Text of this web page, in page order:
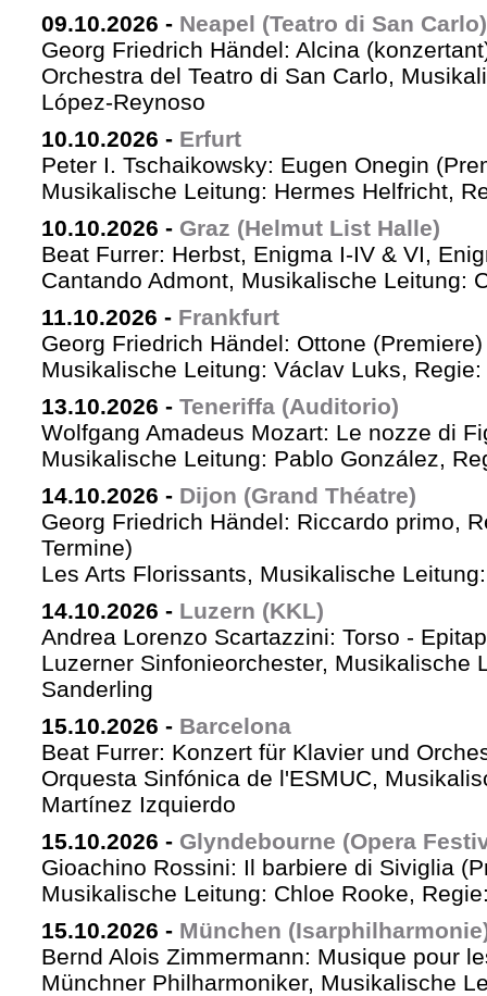
09.10.2026 - Neapel (Teatro di San Carlo)
Georg Friedrich Händel: Alcina
Orchestra del Teatro di San Carlo,
López-Reynoso
10.10.2026 - Erfurt
Peter I. Tschaikowsky: Eugen Onegin
Musikalische Leitung: Hermes Helfricht,
10.10.2026 - Graz (Helmut List Halle)
Beat Furrer: Herbst, Enigma I-IV & VI,
Cantando Admont, Musikalische Leitung:
11.10.2026 - Frankfurt
Georg Friedrich Händel: Ottone (Premiere)
Musikalische Leitung: Václav Luks,
13.10.2026 - Teneriffa (Auditorio)
Wolfgang Amadeus Mozart: Le nozze di
Musikalische Leitung: Pablo González,
14.10.2026 - Dijon (Grand Théatre)
Georg Friedrich Händel: Riccardo primo,
Termine)
Les Arts Florissants, Musikalische
14.10.2026 - Luzern (KKL)
Andrea Lorenzo Scartazzini: Torso -
Luzerner Sinfonieorchester, Musikalische
Sanderling
15.10.2026 - Barcelona
Beat Furrer: Konzert für Klavier und
Orquesta Sinfónica de l'ESMUC,
Martínez Izquierdo
15.10.2026 - Glyndebourne (Opera
Gioachino Rossini: Il barbiere di Siviglia
Musikalische Leitung: Chloe Rooke,
15.10.2026 - München
Bernd Alois Zimmermann: Musique pour
Münchner Philharmoniker, Musikalische